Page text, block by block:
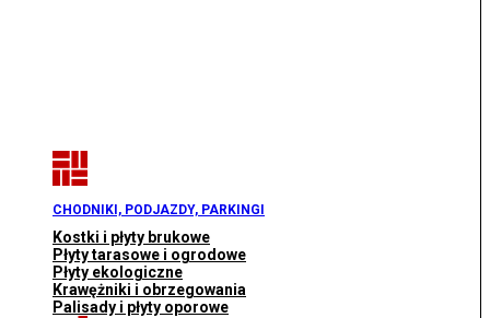
CHODNIKI, PODJAZDY, PARKINGI
Kostki i płyty brukowe
Płyty tarasowe i ogrodowe
Płyty ekologiczne
Krawężniki i obrzegowania
Palisady i płyty oporowe